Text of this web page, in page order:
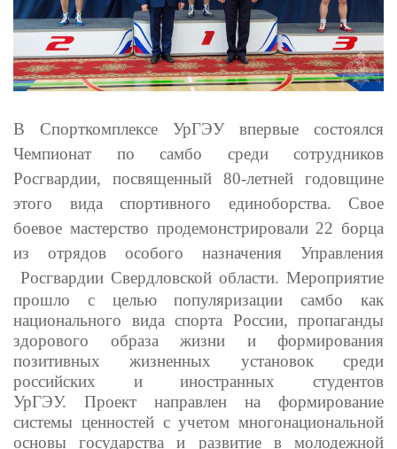
В Спорткомплексе УрГЭУ впервые состоялся
Чемпионат по самбо среди сотрудников
Росгвардии, посвященный 80-летней годовщине
этого вида спортивного единоборства. Свое
боевое мастерство продемонстрировали 22 борца
из отрядов особого назначения Управления
Росгвардии Свердловской области. Мероприятие
прошло с целью популяризации самбо как
национального вида спорта России, пропаганды
здорового образа жизни и формирования
позитивных жизненных установок среди
российских и иностранных студентов
УрГЭУ. Проект направлен на формирование
системы ценностей с учетом многонациональной
основы государства и развитие в молодежной